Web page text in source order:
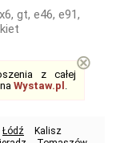
gt, e46, e91,
z całej
Wystaw.pl .
⊗
Łódź
Kalisz